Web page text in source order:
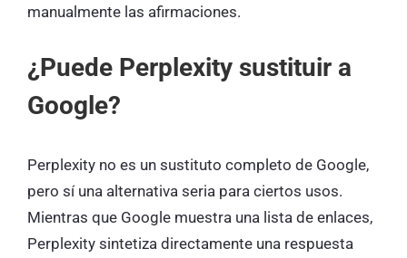
manualmente las afirmaciones.
¿Puede Perplexity sustituir a
Google?
Perplexity no es un sustituto completo de Google,
pero sí una alternativa seria para ciertos usos.
Mientras que Google muestra una lista de enlaces,
Perplexity sintetiza directamente una respuesta